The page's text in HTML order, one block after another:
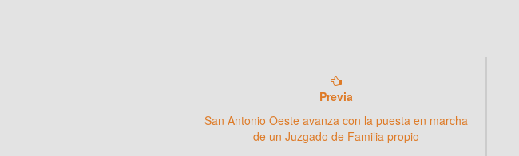
Previa
San Antonio Oeste avanza con la puesta en marcha
de un Juzgado de Familia propio